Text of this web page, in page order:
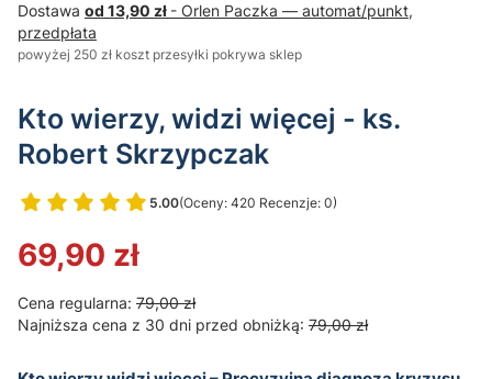
Dostawa od 13,90 zł - Orlen Paczka — automat/punkt,
przedpłata
powyżej 250 zł koszt przesyłki pokrywa sklep
Kto wierzy, widzi więcej - ks.
Robert Skrzypczak
5.00(Oceny: 420 Recenzje: 0)
Przejdź do sekcji Opinie
69,90 zł
Cena regularna: 79,00 zł
Najniższa cena z 30 dni przed obniżką: 79,00 zł